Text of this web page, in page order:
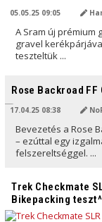
05.05.25 09:05
A Sram új prémium
gravel
teszteltük ...
Rose Backroad
17.04.25 08:38
Bevezetés a Rose
– ezúttal egy
felszereltséggel. ...
Trek Checkmate
Bikepacking